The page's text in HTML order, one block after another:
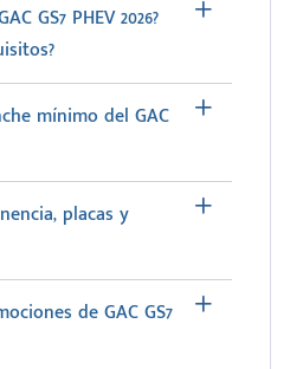
GS7 PHEV 2026?
mínimo del GAC
placas y
de GAC GS7